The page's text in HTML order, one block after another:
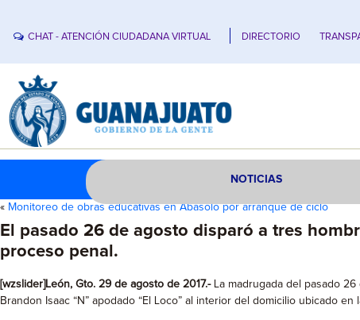
CHAT - ATENCIÓN CIUDADANA VIRTUAL DIRECTORIO
NOTICIAS
« Monitoreo de obras educativas en Abasolo por arranque de ciclo
El pasado 26 de agosto disparó a tres
proceso penal.
[wzslider]León, Gto. 29 de agosto de 2017.-La madrugada del pasado 26
Brandon Isaac “N” apodado “El Loco” al interior del domicilio ubicado